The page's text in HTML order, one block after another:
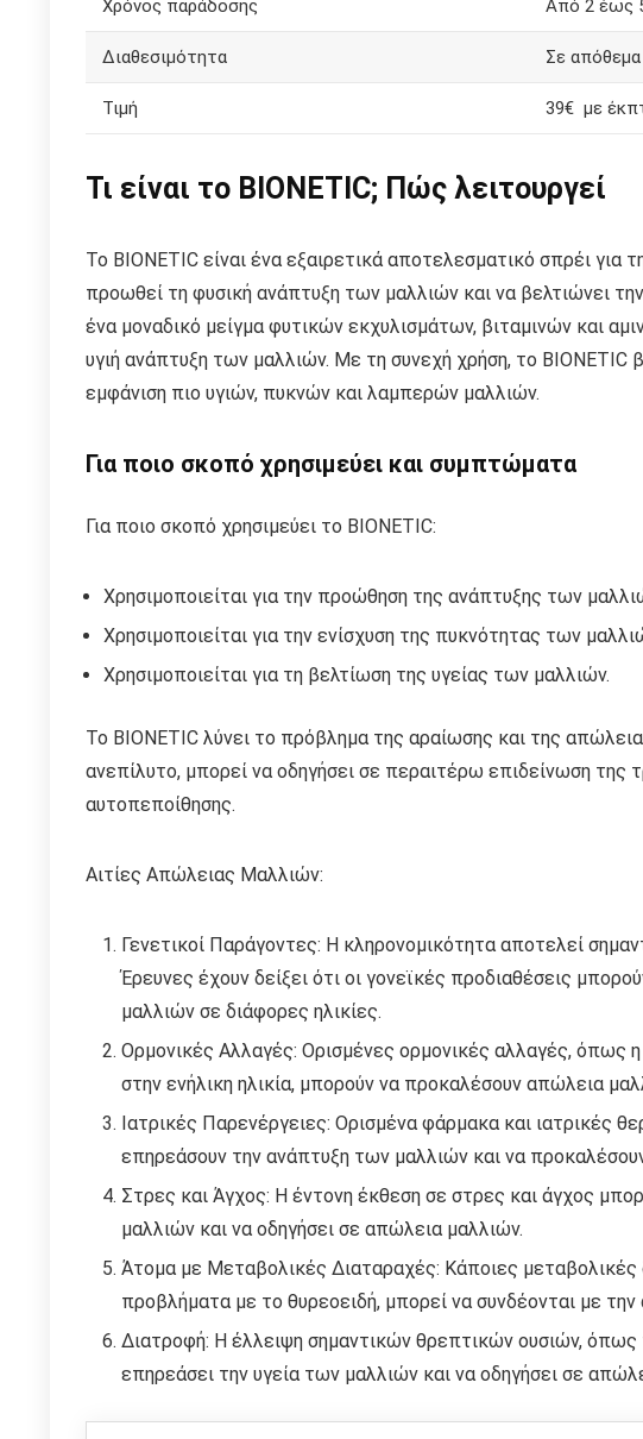
Χρόνος παράδοσης Από 2 έως
Διαθεσιμότητα Σε απόθεμα
Τιμή 39€ με
Τι είναι το BIONETIC; Πώς λειτουργεί
Το BIONETIC είναι ένα εξαιρετικά αποτελεσματικό σπρέι για
προωθεί τη φυσική ανάπτυξη των μαλλιών και να βελτιώνει
ένα μοναδικό μείγμα φυτικών εκχυλισμάτων, βιταμινών και
υγιή ανάπτυξη των μαλλιών. Με τη συνεχή χρήση, το BIONETIC
εμφάνιση πιο υγιών, πυκνών και λαμπερών μαλλιών.
Για ποιο σκοπό χρησιμεύει και συμπτώματα
Για ποιο σκοπό χρησιμεύει το BIONETIC:
Χρησιμοποιείται για την προώθηση της ανάπτυξης των
Χρησιμοποιείται για την ενίσχυση της πυκνότητας των
Χρησιμοποιείται για τη βελτίωση της υγείας των μαλλιών.
Το BIONETIC λύνει το πρόβλημα της αραίωσης και της
ανεπίλυτο, μπορεί να οδηγήσει σε περαιτέρω επιδείνωση της
αυτοπεποίθησης.
Αιτίες Απώλειας Μαλλιών:
Γενετικοί Παράγοντες: Η κληρονομικότητα αποτελεί
Έρευνες έχουν δείξει ότι οι γονεϊκές προδιαθέσεις
μαλλιών σε διάφορες ηλικίες.
Ορμονικές Αλλαγές: Ορισμένες ορμονικές αλλαγές, όπως
στην ενήλικη ηλικία, μπορούν να προκαλέσουν απώλεια
Ιατρικές Παρενέργειες: Ορισμένα φάρμακα και ιατρικές
επηρεάσουν την ανάπτυξη των μαλλιών και να
Στρες και Άγχος: Η έντονη έκθεση σε στρες και άγχος
μαλλιών και να οδηγήσει σε απώλεια μαλλιών.
Άτομα με Μεταβολικές Διαταραχές: Κάποιες μεταβολικές
προβλήματα με το θυρεοειδή, μπορεί να συνδέονται με
Διατροφή: Η έλλειψη σημαντικών θρεπτικών ουσιών, όπως
επηρεάσει την υγεία των μαλλιών και να οδηγήσει σε